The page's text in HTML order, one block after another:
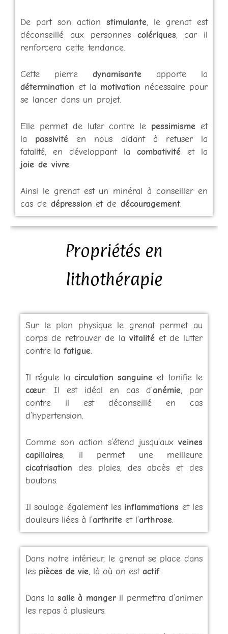
De part son action stimulante, le grenat est
déconseillé aux personnes colériques, car il
renforcera cette tendance.
Cette pierre dynamisante apporte la
détermination et la motivation nécessaire pour
se lancer dans un projet.
Elle permet de luter contre le pessimisme et
la passivité en nous aidant à refuser la
fatalité, en développant la combativité et la
joie de vivre.
Ainsi le grenat est un minéral à conseiller en
cas de dépression et dedécouragement.
Propriétés en
lithothérapie
Sur le plan physique le grenat permet au
corps de retrouver de la vitalitéet de lutter
contre la fatigue.
Il régule la circulation sanguine et tonifie le
cœur. Il est idéal en cas d’anémie, par
contre il est déconseillé en cas
d’hypertension.
Comme son action s’étend jusqu’aux veines
capillaires, il permet une meilleure
cicatrisation des plaies, des abcès et des
boutons.
Il soulage également les inflammations et les
douleurs liées à l’arthrite et l’arthrose.
Dans notre intérieur, le grenat se place dans
les pièces de vie, là où on est actif.
Dans la salle à mangeril permettra d’animer
les repas à plusieurs.